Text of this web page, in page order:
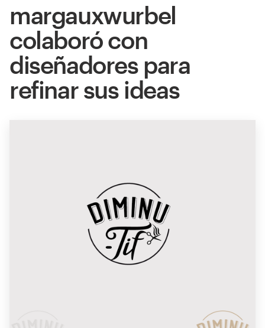
margauxwurbel
colaboró con
diseñadores para
refinar sus ideas